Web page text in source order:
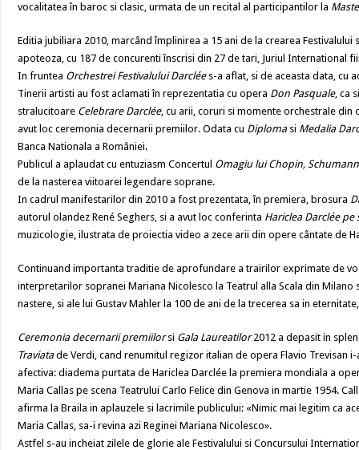
vocalitatea în baroc si clasic, urmata de un recital al participantilor la
Editia jubiliara 2010, marcând împlinirea a 15 ani de la crearea
apoteoza, cu 187 de concurenti înscrisi din 27 de tari, Juriul International
In fruntea Orchestrei Festivalului Darclées-a aflat, si de aceasta data, cu
Tinerii artisti au fost aclamati în reprezentatia cu opera Don Pasquale, ca
stralucitoare Celebrare Darclée, cu arii, coruri si momente orchestrale
avut loc ceremonia decernarii premiilor. Odata cu Diplomasi Medalia
Banca Nationala a României.
Publicul a aplaudat cu entuziasm Concertul Omagiu lui Chopin,
de la nasterea viitoarei legendare soprane.
In cadrul manifestarilor din 2010 a fost prezentata, în premiera, brosura
autorul olandez René Seghers, si a avut loc conferinta Hariclea Darclée pe
muzicologie, ilustrata de proiectia video a zece arii din opere cântate de
Continuand importanta traditie de aprofundare a trairilor exprimate de
interpretarilor sopranei Mariana Nicolesco la Teatrul alla Scala din Milano
nastere, si ale lui Gustav Mahler la 100 de ani de la trecerea sa in
Ceremonia decernarii premiilorsi Gala Laureatilor2012 a depasit in
Traviatade Verdi, cand renumitul regizor italian de opera Flavio Trevisan
afectiva: diadema purtata de Hariclea Darclée la premiera mondiala a
Maria Callas pe scena Teatrului Carlo Felice din Genova in martie 1954.
afirma la Braila in aplauzele si lacrimile publicului: «Nimic mai legitim ca
Maria Callas, sa-i revina azi Reginei Mariana Nicolesco».
Astfel s-au incheiat zilele de glorie ale Festivalului si Concursului